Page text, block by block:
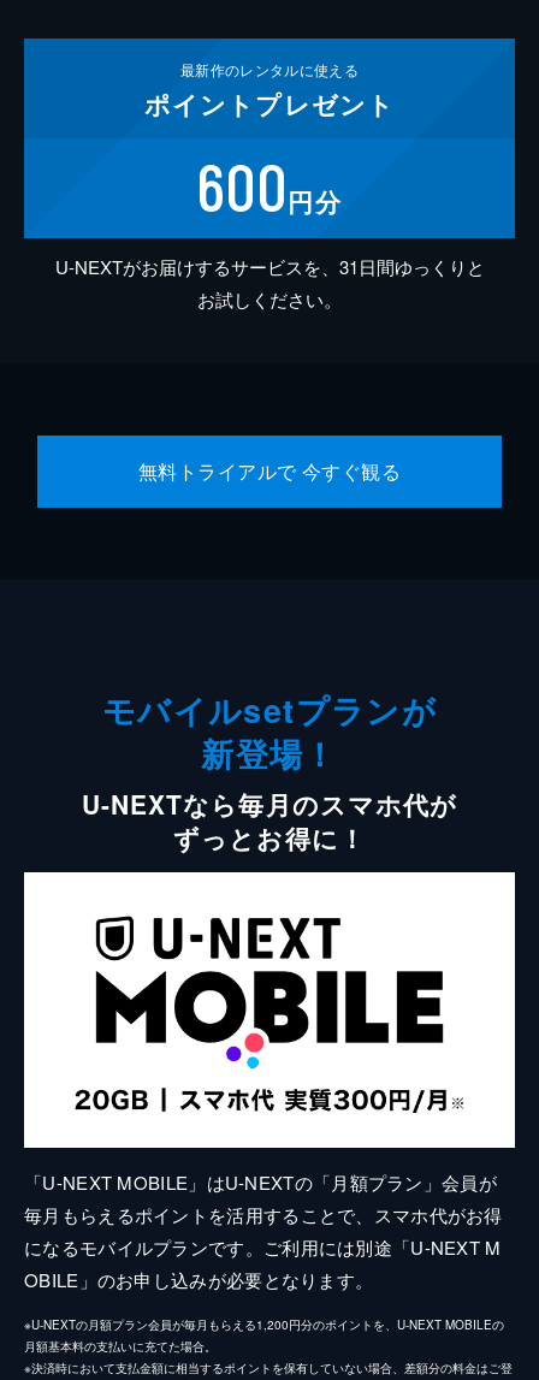
最新作のレンタルに使える
ポイント プレゼント
600円分
U-NEXTがお届けするサービスを、31日間ゆっくりと
お試しください。
無料トライアルで 今すぐ観る
モバイルsetプランが
新登場！
U-NEXTなら毎月のスマホ代が
ずっとお得に！
「U-NEXT MOBILE」はU-NEXTの「月額プラン」会員が
毎月もらえるポイントを活用することで、スマホ代がお得
になるモバイルプランです。ご利用には別途「U-NEXT M
OBILE」のお申し込みが必要となります。
※U-NEXTの月額プラン会員が毎月もらえる1,200円分のポイントを、U-NEXT MOBILEの
月額基本料の支払いに充てた場合。
※決済時において支払金額に相当するポイントを保有していない場合、差額分の料金はご登